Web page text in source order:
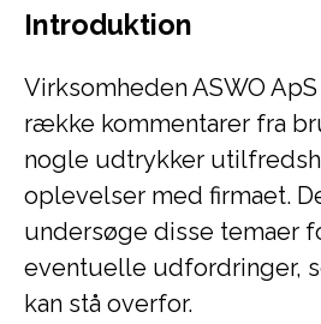
Introduktion
Virksomheden ASWO
række kommentarer fra
nogle udtrykker
oplevelser med firmaet.
undersøge disse temaer
eventuelle udfordringer,
kan stå overfor.